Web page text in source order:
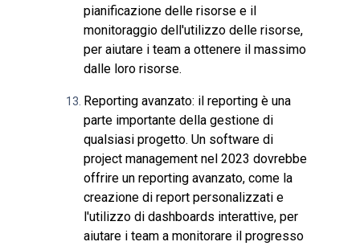
pianificazione delle risorse e il
monitoraggio dell'utilizzo delle risorse,
per aiutare i team a ottenere il massimo
dalle loro risorse.
Reporting avanzato: il reporting è una
parte importante della gestione di
qualsiasi progetto. Un software di
project management nel 2023 dovrebbe
offrire un reporting avanzato, come la
creazione di report personalizzati e
l'utilizzo di dashboards interattive, per
aiutare i team a monitorare il progresso